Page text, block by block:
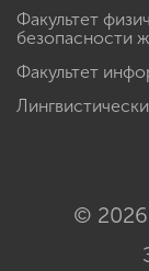
Факультет
безопасности
Факультет
©